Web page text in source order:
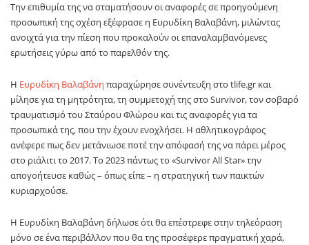
Την επιθυμία της να σταματήσουν οι αναφορές σε προηγούμενη
προσωπική της σχέση εξέφρασε η Ευρυδίκη Βαλαβάνη, μιλώντας
ανοιχτά για την πίεση που προκαλούν οι επαναλαμβανόμενες
ερωτήσεις γύρω από το παρελθόν της.
Η Ευρυδίκη Βαλαβάνη παραχώρησε συνέντευξη στο tlife.gr και
μίλησε για τη μητρότητα, τη συμμετοχή της στο Survivor, τον σοβαρό
τραυματισμό του Σταύρου Φλώρου και τις αναφορές για τα
προσωπικά της, που την έχουν ενοχλήσει. Η αθλητικογράφος
ανέφερε πως δεν μετάνιωσε ποτέ την απόφασή της να πάρει μέρος
στο ριάλιτι το 2017. Το 2023 πάντως το «Survivor All Star» την
απογοήτευσε καθώς – όπως είπε – η στρατηγική των παικτών
κυριαρχούσε.
Η Ευρυδίκη Βαλαβάνη δήλωσε ότι θα επέστρεφε στην τηλεόραση
μόνο σε ένα περιβάλλον που θα της προσέφερε πραγματική χαρά,